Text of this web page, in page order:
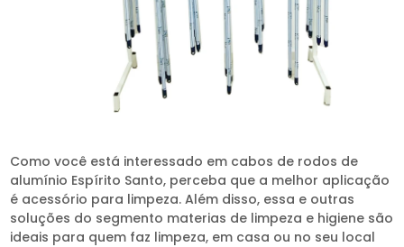
Como você está interessado em cabos de rodos de
alumínio Espírito Santo, perceba que a melhor aplicação
é acessório para limpeza. Além disso, essa e outras
soluções do segmento materias de limpeza e higiene são
ideais para quem faz limpeza, em casa ou no seu local